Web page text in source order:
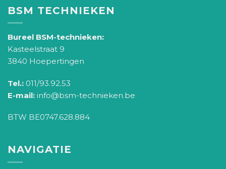
BSM TECHNIEKEN
Bureel BSM-technieken:
Kasteelstraat 9
3840 Hoepertingen
Tel.: 011/93.92.53
E-mail: info@bsm-technieken.be
BTW BE0747.628.884
NAVIGATIE